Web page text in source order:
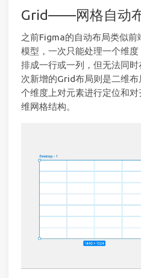
Grid——网格自动
之前Figma的自动布局类似前
模型，一次只能处理一个维
排成一行或一列，但无法同
次新增的Grid布局则是二维
个维度上对元素进行定位和
维网格结构。